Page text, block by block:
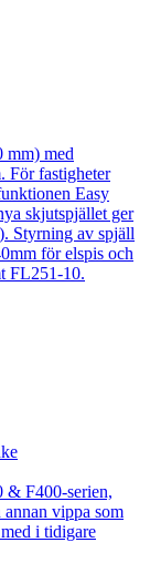
mm) med
För fastigheter
Easy
skjutspjället ger
Styrning av spjäll
för elspis och
FL251-10.
& F400-serien,
vippa som
i tidigare